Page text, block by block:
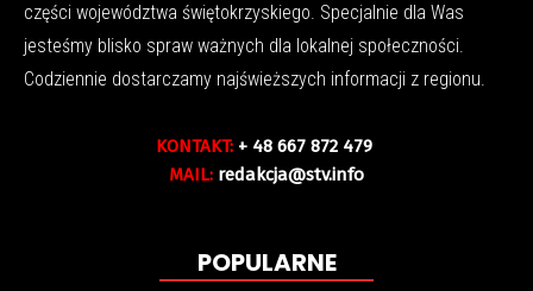
części województwa świętokrzyskiego. Specjalnie dla Was
jesteśmy blisko spraw ważnych dla lokalnej społeczności.
Codziennie dostarczamy najświeższych informacji z regionu.
KONTAKT: + 48 667 872 479
MAIL: redakcja@stv.info
POPULARNE